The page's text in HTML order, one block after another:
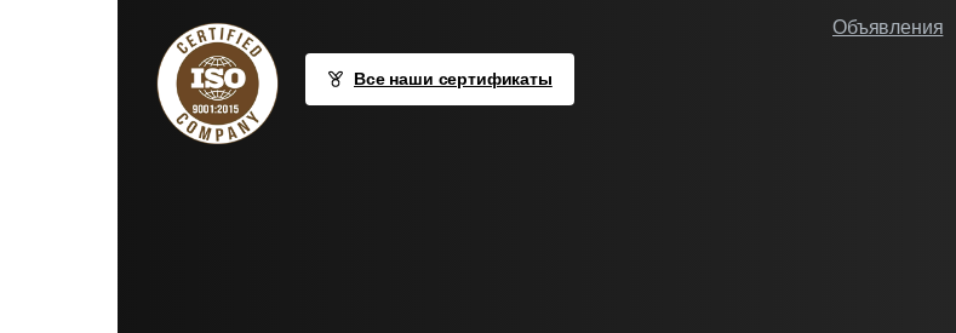
Все наши сертификаты
Объявления